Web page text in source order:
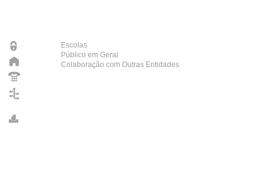
Escolas
Público em Geral
Colaboração com Outras Entidades